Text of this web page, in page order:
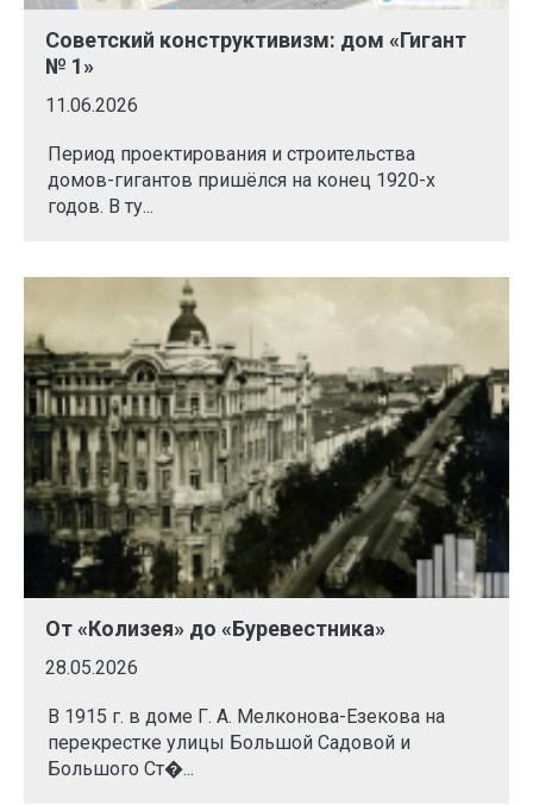
Советский конструктивизм: дом «Гигант
№ 1»
11.06.2026
Период проектирования и строительства
домов-гигантов пришёлся на конец 1920-х
годов. В ту...
От «Колизея» до «Буревестника»
28.05.2026
В 1915 г. в доме Г. А. Мелконова-Езекова на
перекрестке улицы Большой Садовой и
Большого Ст�...